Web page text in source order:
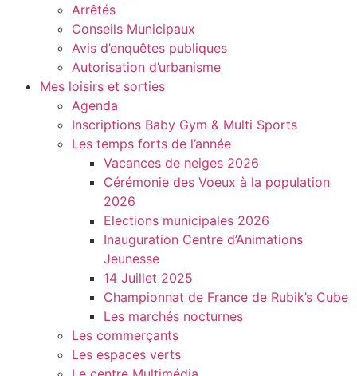
Arrêtés
Conseils Municipaux
Avis d’enquêtes publiques
Autorisation d’urbanisme
Mes loisirs et sorties
Agenda
Inscriptions Baby Gym & Multi Sports
Les temps forts de l’année
Vacances de neiges 2026
Cérémonie des Voeux à la population
2026
Elections municipales 2026
Inauguration Centre d’Animations
Jeunesse
14 Juillet 2025
Championnat de France de Rubik’s Cube
Les marchés nocturnes
Les commerçants
Les espaces verts